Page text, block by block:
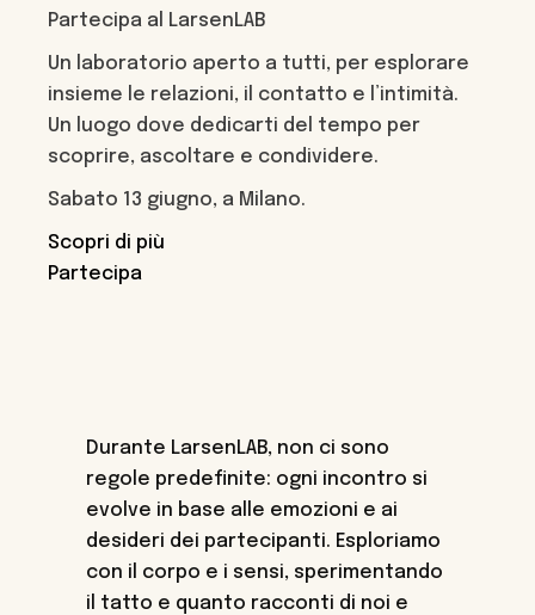
Partecipa al LarsenLAB
Un laboratorio aperto a tutti, per esplorare
insieme le relazioni, il contatto e l’intimità.
Un luogo dove dedicarti del tempo per
scoprire, ascoltare e condividere.
Sabato 13 giugno, a Milano.
Scopri di più
Partecipa
Durante LarsenLAB, non ci sono
regole predefinite: ogni incontro si
evolve in base alle emozioni e ai
desideri dei partecipanti. Esploriamo
con il corpo e i sensi, sperimentando
il tatto e quanto racconti di noi e